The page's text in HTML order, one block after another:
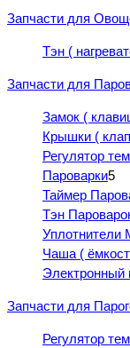
Запчасти для
Тэн (
Запчасти для
Замок (
Крышки (
Регулятор
Пароварки5
Таймер
Тэн
Уплотнители
Чаша (
Электронный
Запчасти для
Регулятор